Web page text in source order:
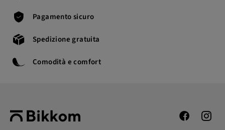
Pagamento sicuro
Spedizione gratuita
Comodità e comfort